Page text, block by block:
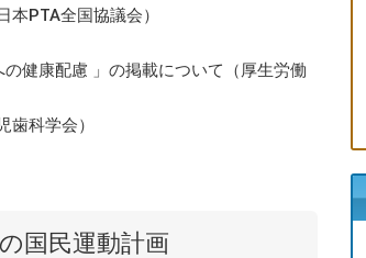
PTA全国協議会）
健康配慮 」の掲載について（厚生労働
科学会）
国民運動計画